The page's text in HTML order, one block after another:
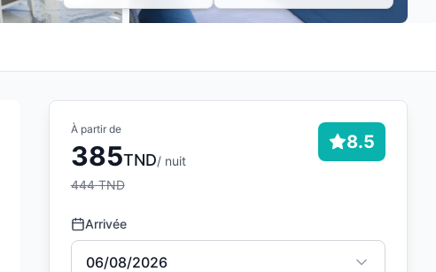
À partir de
385TND/ nuit
444 TND
8.5
Arrivée
06/08/2026